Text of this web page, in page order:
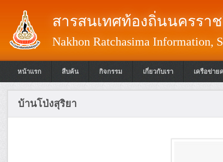
สารสนเทศท้องถิ่นนครรา
Nakhon Ratchasima Information,
หน้าแรก สืบค้น กิจกรรม เกี่ยวกับเรา เครือข่าย
บ้านโป่งสุริยา